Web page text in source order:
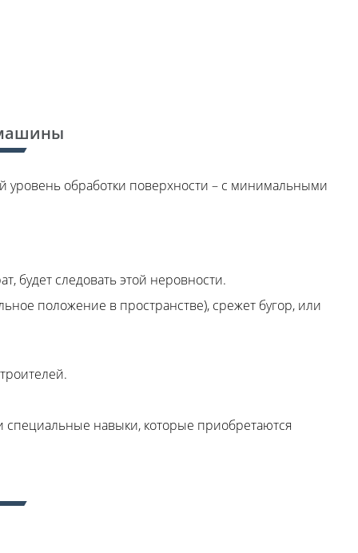
уровень обработки поверхности – с минимальными
будет следовать этой неровности.
положение в пространстве), срежет бугор, или
специальные навыки, которые приобретаются